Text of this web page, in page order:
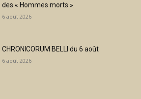
des « Hommes morts ».
6 août 2026
CHRONICORUM BELLI du 6 août
6 août 2026